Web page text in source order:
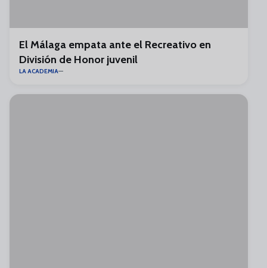
El Málaga empata ante el Recreativo en
División de Honor juvenil
LA ACADEMIA